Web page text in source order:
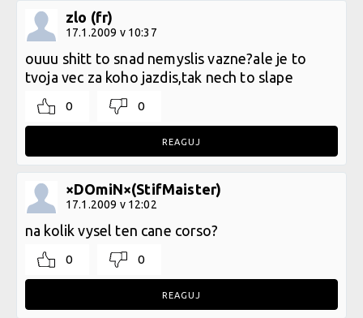
zlo (fr)
17.1.2009 v 10:37
ouuu shitt to snad nemyslis vazne?ale je to
tvoja vec za koho jazdis,tak nech to slape
0 0
REAGUJ
×DOmiN×(StifMaister)
17.1.2009 v 12:02
na kolik vysel ten cane corso?
0 0
REAGUJ